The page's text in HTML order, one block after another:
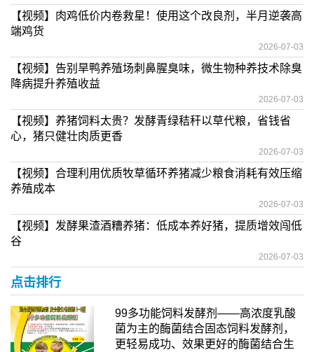
【视频】肉鸡低价内卷救星！使用这个改良剂，半月逆袭高
端鸡货
2026-07-03
【视频】告别旱鸭养殖场刺鼻腥臭味，微生物种养技术除臭
降病提升养殖收益
2026-07-03
【视频】养猪饲料太贵？发酵青绿秸秆以草代粮，省钱省
心，猪只健壮肉质更香
2026-07-03
【视频】合理利用优质牧草循环养猪减少粮食消耗有效压缩
养殖成本
2026-07-03
【视频】发酵果渣酒糟养猪：低成本养好猪，提质增效闯低
谷
2026-07-03
点击排行
99多功能饲料发酵剂——高浓度乳酸
菌为主的酶菌结合固态饲料发酵剂，
更轻易成功、效果更好的酶菌结合生